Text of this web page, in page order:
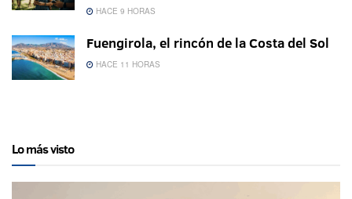
HACE 9 HORAS
Fuengirola, el rincón de la Costa del Sol
HACE 11 HORAS
Lo más visto